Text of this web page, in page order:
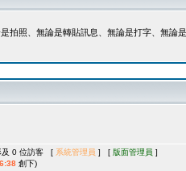
拍照、無論是轉貼訊息、無論是打字、無論
及 0 位訪客 [ 系統管理員 ] [ 版面管理員 ]
創下)